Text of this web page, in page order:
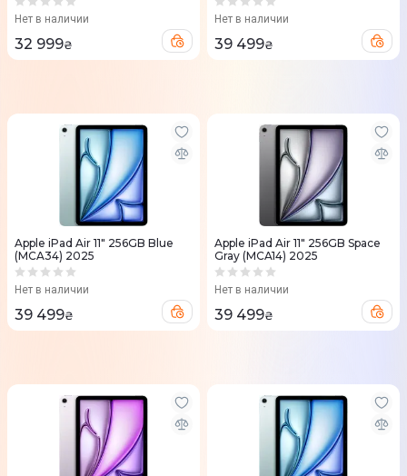
Нет в наличии
32 999₴
Нет в наличии
39 499₴
Apple iPad Air 11" 256GB Blue
(MCA34) 2025
Нет в наличии
39 499₴
Apple iPad Air 11" 256GB Space
Gray (MCA14) 2025
Нет в наличии
39 499₴